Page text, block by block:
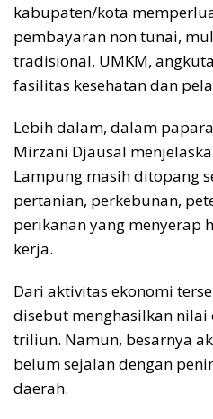
kabupaten/kota
pembayaran non tunai,
tradisional, UMKM,
fasilitas kesehatan dan
Lebih dalam, dalam
Mirzani Djausal
Lampung masih ditopang
pertanian, perkebunan,
perikanan yang menyerap
kerja.
Dari aktivitas ekonomi
disebut menghasilkan nilai
triliun. Namun, besarnya
belum sejalan dengan
daerah.